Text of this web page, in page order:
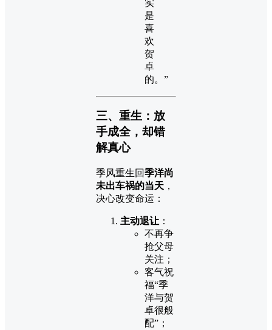
实
是
喜
欢
贺
卓
的。”
三、重生：放
手成全，却错
解真心
季风重生回季洋尚
未出车祸的当天 ，
决心改变命运：
主动退让 ：
不再争
抢父母
关注；
客气祝
福“季
洋与贺
卓很般
配”；